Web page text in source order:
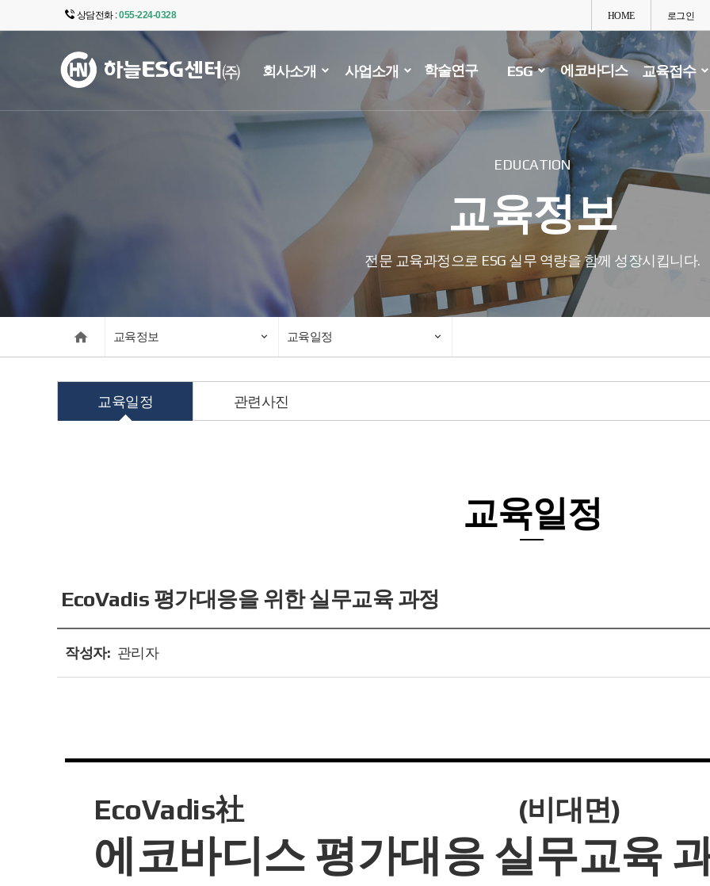
상담전화 :055-224-0328 HOME 로그인
영
회사소개 사업소개 학술연구 ESG 에코바디스 교육접수
EDUCATION
교육정보
전문 교육과정으로 ESG 실무 역량을 함께 성장시킵니다.
교육정보 교육일정
교육일정 관련사진
교육일정
EcoVadis 평가대응을 위한 실무교육 과정
작성자: 관리자
EcoVadis社 (비대면)
에코바디스 평가대응 실무교육